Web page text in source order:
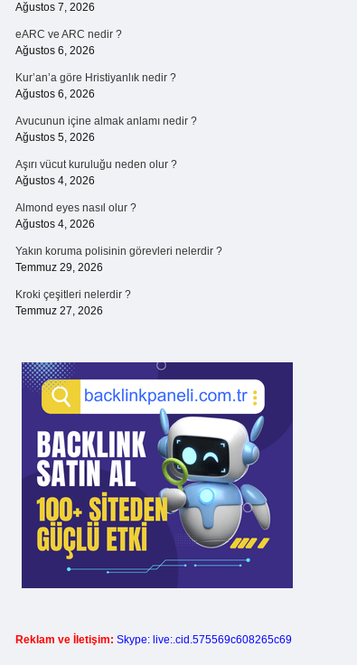
Ağustos 7, 2026
eARC ve ARC nedir ?
Ağustos 6, 2026
Kur’an’a göre Hristiyanlık nedir ?
Ağustos 6, 2026
Avucunun içine almak anlamı nedir ?
Ağustos 5, 2026
Aşırı vücut kuruluğu neden olur ?
Ağustos 4, 2026
Almond eyes nasıl olur ?
Ağustos 4, 2026
Yakın koruma polisinin görevleri nelerdir ?
Temmuz 29, 2026
Kroki çeşitleri nelerdir ?
Temmuz 27, 2026
Reklam ve İletişim: Skype: live:.cid.575569c608265c69